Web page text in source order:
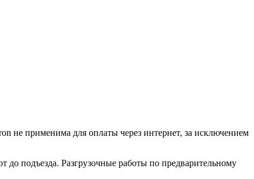
не применима для оплаты через интернет, за исключением
до подъезда. Разгрузочные работы по предварительному